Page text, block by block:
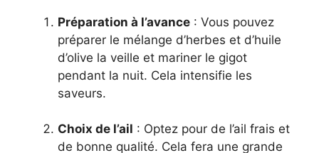
Préparation à l’avance : Vous pouvez
préparer le mélange d’herbes et d’huile
d’olive la veille et mariner le gigot
pendant la nuit. Cela intensifie les
saveurs.
Choix de l’ail : Optez pour de l’ail frais et
de bonne qualité. Cela fera une grande